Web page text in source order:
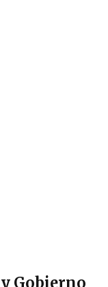
Gobierno